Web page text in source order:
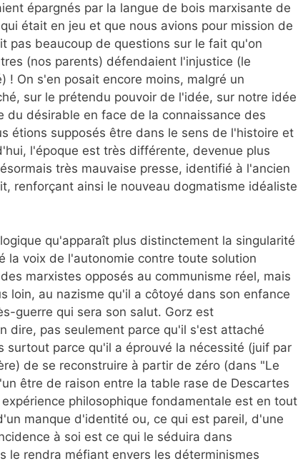
épargnés par la langue de bois marxisante de
était en jeu et que nous avions pour mission de
pas beaucoup de questions sur le fait qu'on
(nos parents) défendaient l'injustice (le
! On s'en posait encore moins, malgré un
sur le prétendu pouvoir de l'idée, sur notre idée
du désirable en face de la connaissance des
étions supposés être dans le sens de l'histoire et
l'époque est très différente, devenue plus
très mauvaise presse, identifié à l'ancien
renforçant ainsi le nouveau dogmatisme idéaliste
qu'apparaît plus distinctement la singularité
la voix de l'autonomie contre toute solution
marxistes opposés au communisme réel, mais
loin, au nazisme qu'il a côtoyé dans son enfance
guerre qui sera son salut. Gorz est
dire, pas seulement parce qu'il s'est attaché
surtout parce qu'il a éprouvé la nécessité (juif par
de se reconstruire à partir de zéro (dans "Le
être de raison entre la table rase de Descartes
philosophique fondamentale est en tout
manque d'identité ou, ce qui est pareil, d'une
à soi est ce qui le séduira dans
le rendra méfiant envers les déterminismes